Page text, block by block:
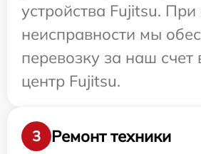
устройства Fujitsu. При
неисправности мы
перевозку за наш счет
центр Fujitsu.
3
Ремонт техники